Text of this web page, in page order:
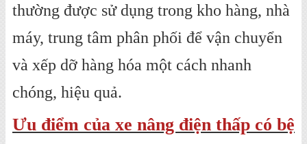
thường được sử dụng trong kho hàng, nhà
máy, trung tâm phân phối để vận chuyển
và xếp dỡ hàng hóa một cách nhanh
chóng, hiệu quả.
Ưu điểm của xe nâng điện thấp có bệ